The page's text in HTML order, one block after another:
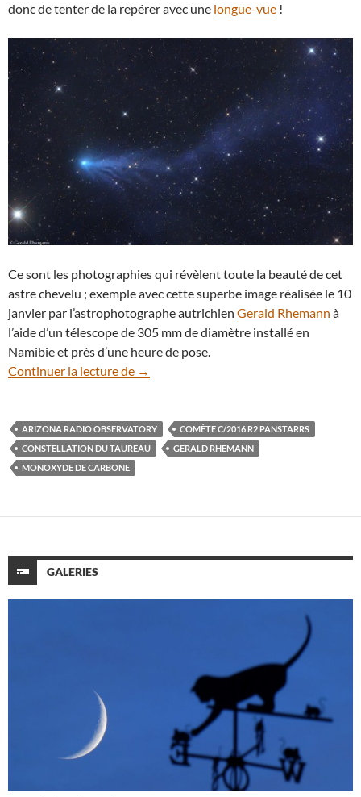
donc de tenter de la repérer avec une longue-vue !
Ce sont les photographies qui révèlent toute la beauté de cet
astre chevelu ; exemple avec cette superbe image réalisée le 10
janvier par l’astrophotographe autrichien Gerald Rhemann à
l’aide d’un télescope de 305 mm de diamètre installé en
Namibie et près d’une heure de pose.
Continuer la lecture de
La comète C/2016 R2 Panstarrs de plus
→
ARIZONA RADIO OBSERVATORY
COMÈTE C/2016 R2 PANSTARRS
CONSTELLATION DU TAUREAU
GERALD RHEMANN
MONOXYDE DE CARBONE
GALERIES